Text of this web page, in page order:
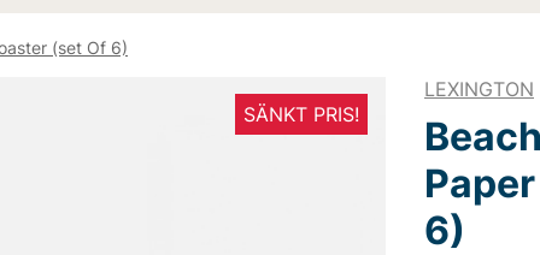
(set Of 6)
SÄNKT PRIS!
LEXINGTON
6)